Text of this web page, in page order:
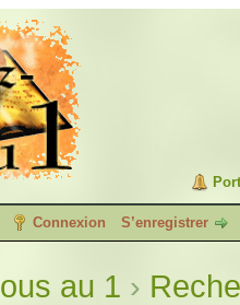
Connexion S’enregistrer
au 1 ›